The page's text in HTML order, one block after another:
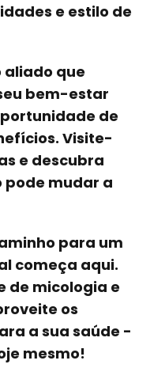
e estilo de
aliado que
bem-estar
de
Visite-
e descubra
pode mudar a
para um
começa aqui.
de micologia e
os
a sua saúde -
mesmo!